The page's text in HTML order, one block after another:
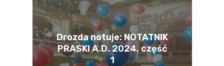
Drozda notuje: NOTATNIK
PRASKI A.D. 2024, część
1